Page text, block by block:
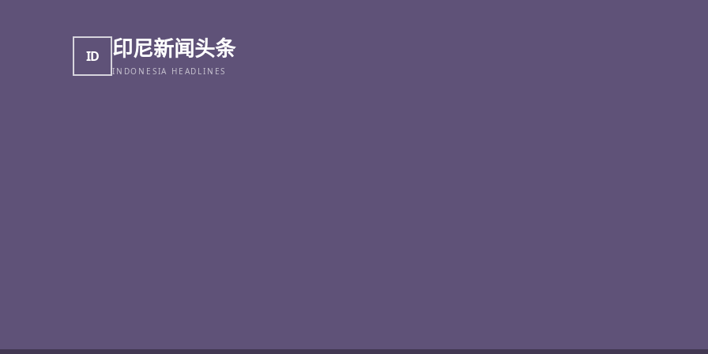
ID 印尼新闻头条
INDONESIA HEADLINES